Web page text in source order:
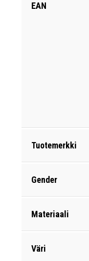
EAN
Tuotemerkki
Gender
Materiaali
Väri